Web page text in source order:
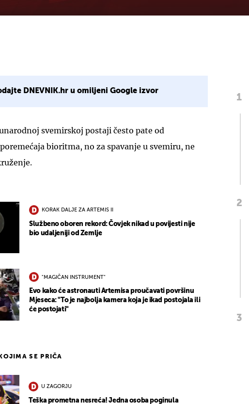
DNEVNIK.hr u omiljeni Google izvor
svemirskoj postaji često pate od
bioritma, no za spavanje u svemiru, ne
KORAK DALJE ZA ARTEMIS II
Službeno oboren rekord: Čovjek nikad u povijesti nije
bio udaljeniji od Zemlje
"MAGIČAN INSTRUMENT"
Evo kako će astronauti Artemisa proučavati površinu
Mjeseca: "To je najbolja kamera koja je ikad postojala ili
će postojati"
SE PRIČA
U ZAGORJU
Teška prometna nesreća! Jedna osoba poginula